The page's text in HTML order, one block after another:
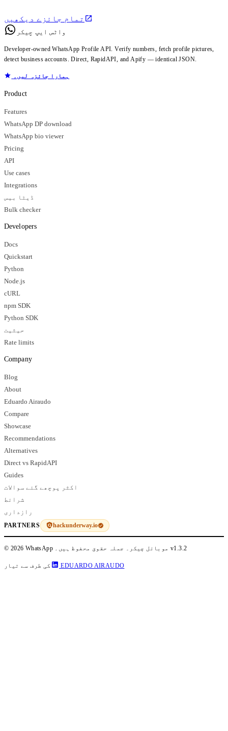
تمام جائزے دیکھیں
واٹس ایپ چیکر
Developer-owned WhatsApp Profile API. Verify numbers, fetch profile pictures,
detect business accounts. Direct, RapidAPI, and Apify — identical JSON.
ہمارا جائزہ لیں۔
Product
Features
WhatsApp DP download
WhatsApp bio viewer
Pricing
API
Use cases
Integrations
ڈیٹا بیس
Bulk checker
Developers
Docs
Quickstart
Python
Node.js
cURL
npm SDK
Python SDK
حیثیت
Rate limits
Company
Blog
About
Eduardo Airaudo
Compare
Showcase
Recommendations
Alternatives
Direct vs RapidAPI
Guides
اکثر پوچھے گئے سوالات
شرائط
رازداری
PARTNERS hackunderway.io
© 2026 WhatsApp موبائل چیکر۔ جملہ حقوق محفوظ ہیں۔v1.3.2
کی طرف سے تیار EDUARDO AIRAUDO